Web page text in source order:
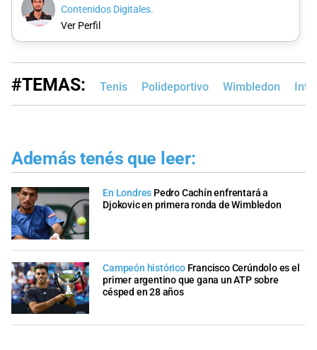
Contenidos Digitales.
Ver Perfil
#TEMAS: Tenis Polideportivo Wimbledon
Además tenés que leer:
En Londres Pedro Cachín enfrentará a
Djokovic en primera ronda de Wimbledon
Campeón histórico Francisco Cerúndolo es el
primer argentino que gana un ATP sobre
césped en 28 años